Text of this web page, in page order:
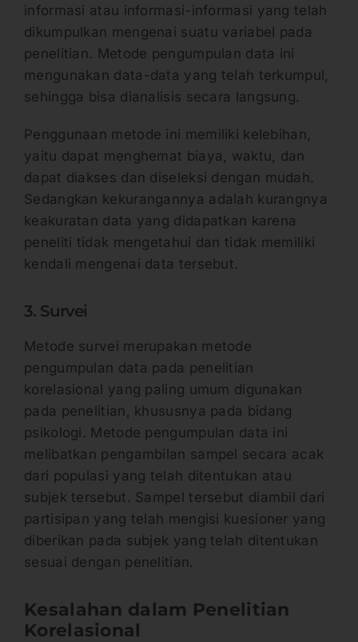
informasi atau informasi-informasi yang telah
dikumpulkan mengenai suatu variabel pada
penelitian. Metode pengumpulan data ini
mengunakan data-data yang telah terkumpul,
sehingga bisa dianalisis secara langsung.
Penggunaan metode ini memiliki kelebihan,
yaitu dapat menghemat biaya, waktu, dan
dapat diakses dan diseleksi dengan mudah.
Sedangkan kekurangannya adalah kurangnya
keakuratan data yang didapatkan karena
peneliti tidak mengetahui dan tidak memiliki
kendali mengenai data tersebut.
3. Survei
Metode survei merupakan metode
pengumpulan data pada penelitian
korelasional yang paling umum digunakan
pada penelitian, khususnya pada bidang
psikologi. Metode pengumpulan data ini
melibatkan pengambilan sampel secara acak
dari populasi yang telah ditentukan atau
subjek tersebut. Sampel tersebut diambil dari
partisipan yang telah mengisi kuesioner yang
diberikan pada subjek yang telah ditentukan
sesuai dengan penelitian.
Kesalahan dalam Penelitian
Korelasional